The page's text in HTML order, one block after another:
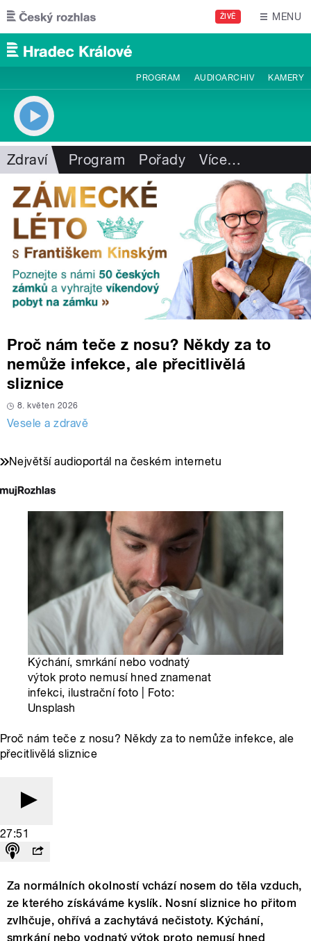
Přejít k hlavnímu obsahu
ŽIVĚ MENU
PROGRAM AUDIOARCHIV KAMERY
Zdraví Program Pořady Více…
Proč nám teče z nosu? Někdy za to
nemůže infekce, ale přecitlivělá
sliznice
8. květen 2026
Vesele a zdravě
Největší audioportál na českém internetu
Kýchání, smrkání nebo vodnatý
výtok proto nemusí hned znamenat
infekci, ilustrační foto | Foto:
Unsplash
Proč nám teče z nosu? Někdy za to nemůže infekce, ale
přecitlivělá sliznice
27:51
Za normálních okolností vchází nosem do těla vzduch,
ze kterého získáváme kyslík. Nosní sliznice ho přitom
zvlhčuje, ohřívá a zachytává nečistoty. Kýchání,
smrkání nebo vodnatý výtok proto nemusí hned